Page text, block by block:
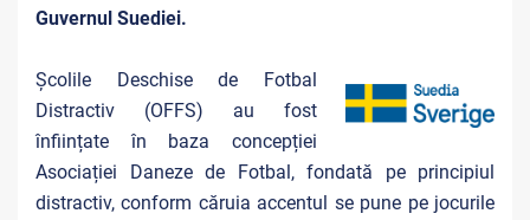
Guvernul Suediei.
Școlile Deschise de Fotbal
Distractiv (OFFS) au fost
înființate în baza concepției
Asociației Daneze de Fotbal, fondată pe principiul
distractiv, conform căruia accentul se pune pe jocurile